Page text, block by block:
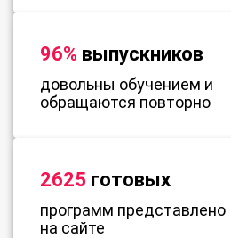
96% выпускников
довольны обучением и
обращаются повторно
2625 готовых
программ представлено
на сайте